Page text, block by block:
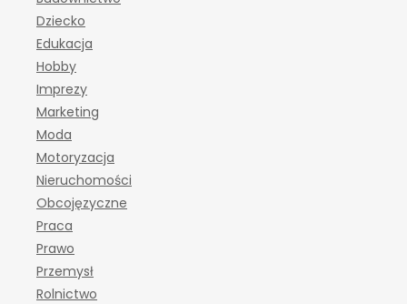
Dziecko
Edukacja
Hobby
Imprezy
Marketing
Moda
Motoryzacja
Nieruchomości
Obcojęzyczne
Praca
Prawo
Przemysł
Rolnictwo